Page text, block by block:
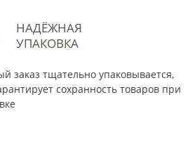
НАДЁЖНАЯ
УПАКОВКА
заказ тщательно упаковывается,
сохранность товаров при